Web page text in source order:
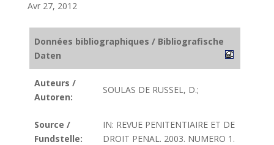
Avr 27, 2012
Données bibliographiques / Bibliografische
Daten
Auteurs /
Autoren:
SOULAS DE RUSSEL, D.;
Source /
Fundstelle:
IN: REVUE PENITENTIAIRE ET DE
DROIT PENAL. 2003. NUMERO 1.